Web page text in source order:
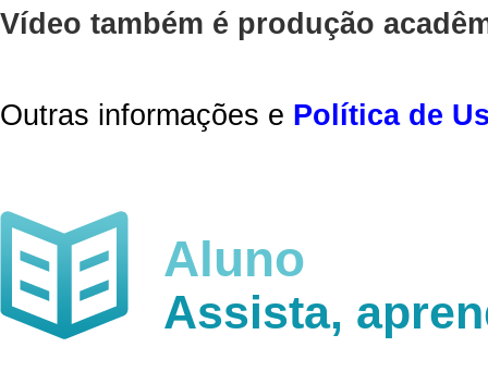
Vídeo também é produção
Outras informações e Política de
Aluno
Assista,